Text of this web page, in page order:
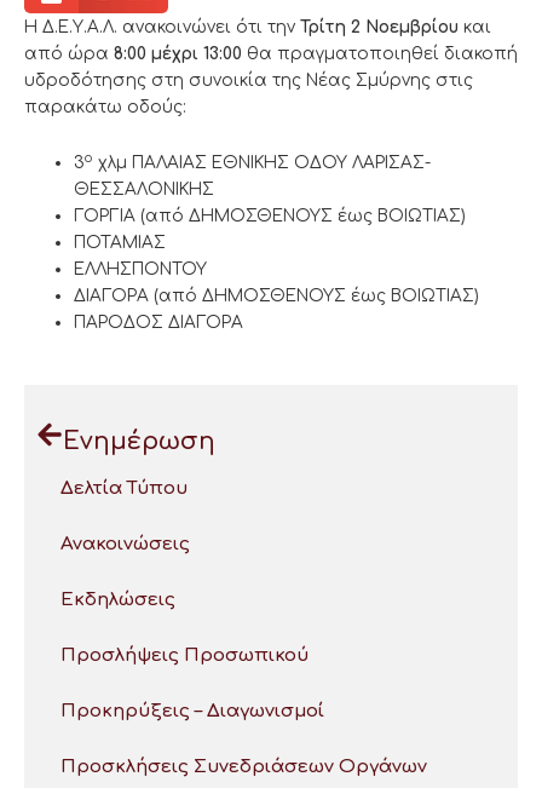
Η Δ.Ε.Υ.Α.Λ. ανακοινώνει ότι την Τρίτη 2 Νοεμβρίου και
από ώρα 8:00 μέχρι 13:00 θα πραγματοποιηθεί διακοπή
υδροδότησης στη συνοικία της Νέας Σμύρνης στις
παρακάτω οδούς:
3ο χλμ ΠΑΛΑΙΑΣ ΕΘΝΙΚΗΣ ΟΔΟΥ ΛΑΡΙΣΑΣ-
ΘΕΣΣΑΛΟΝΙΚΗΣ
ΓΟΡΓΙΑ (από ΔΗΜΟΣΘΕΝΟΥΣ έως ΒΟΙΩΤΙΑΣ)
ΠΟΤΑΜΙΑΣ
ΕΛΛΗΣΠΟΝΤΟΥ
ΔΙΑΓΟΡΑ (από ΔΗΜΟΣΘΕΝΟΥΣ έως ΒΟΙΩΤΙΑΣ)
ΠΑΡΟΔΟΣ ΔΙΑΓΟΡΑ
Ενημέρωση
Δελτία Τύπου
Ανακοινώσεις
Εκδηλώσεις
Προσλήψεις Προσωπικού
Προκηρύξεις – Διαγωνισμοί
Προσκλήσεις Συνεδριάσεων Οργάνων